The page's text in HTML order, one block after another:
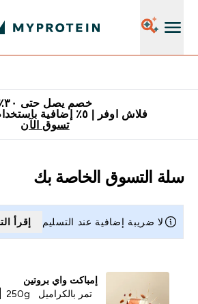
خصم يصل حتى ٣٠٪
فلاش اوفر | ٥٪ إضافية باستخدام كود محدود
تسوق الآن
سلة التسوق الخاصة بك
لا ضريبة إضافية عند التسليم إقرأ
إمباكت واي بروتين
تمر بالكراميل
250g